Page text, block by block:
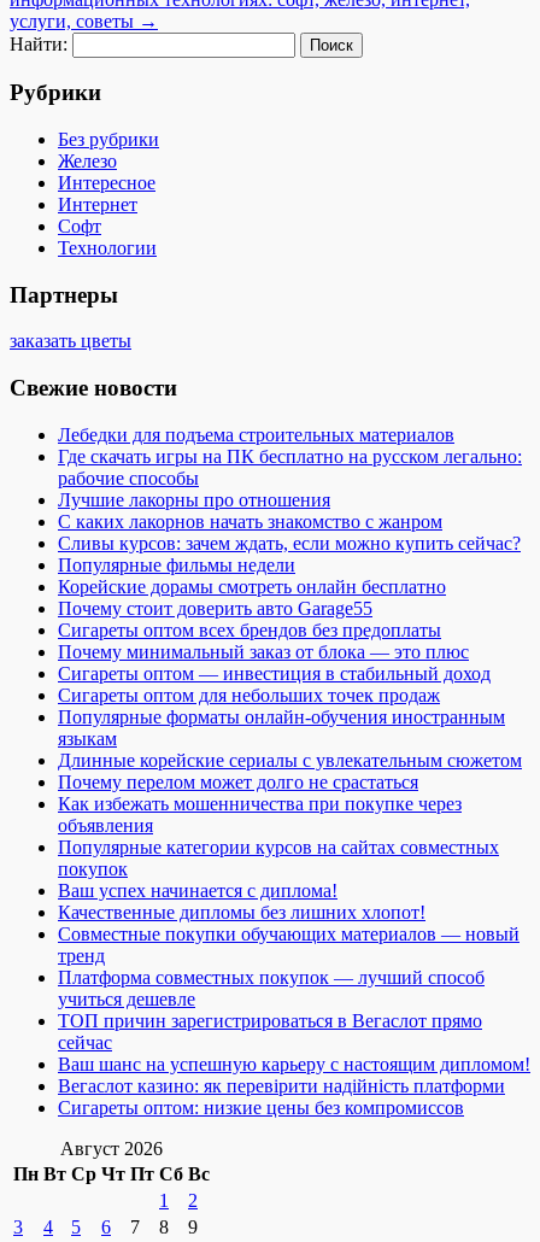
услуги, советы →
Найти:
Рубрики
Без рубрики
Железо
Интересное
Интернет
Софт
Технологии
Партнеры
заказать цветы
Свежие новости
Лебедки для подъема строительных материалов
Где скачать игры на ПК бесплатно на русском легально:
рабочие способы
Лучшие лакорны про отношения
С каких лакорнов начать знакомство с жанром
Сливы курсов: зачем ждать, если можно купить сейчас?
Популярные фильмы недели
Корейские дорамы смотреть онлайн бесплатно
Почему стоит доверить авто Garage55
Сигареты оптом всех брендов без предоплаты
Почему минимальный заказ от блока — это плюс
Сигареты оптом — инвестиция в стабильный доход
Сигареты оптом для небольших точек продаж
Популярные форматы онлайн-обучения иностранным
языкам
Длинные корейские сериалы с увлекательным сюжетом
Почему перелом может долго не срастаться
Как избежать мошенничества при покупке через
объявления
Популярные категории курсов на сайтах совместных
покупок
Ваш успех начинается с диплома!
Качественные дипломы без лишних хлопот!
Совместные покупки обучающих материалов — новый
тренд
Платформа совместных покупок — лучший способ
учиться дешевле
ТОП причин зарегистрироваться в Вегаслот прямо
сейчас
Ваш шанс на успешную карьеру с настоящим дипломом!
Вегаслот казино: як перевірити надійність платформи
Сигареты оптом: низкие цены без компромиссов
Август 2026
Пн Вт Ср Чт Пт Сб Вс
1
2
3
4 5 6 7 8 9